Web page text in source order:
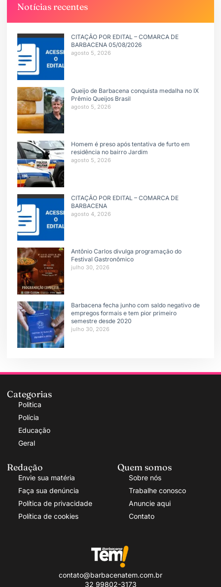
Notícias recentes
CITAÇÃO POR EDITAL – COMARCA DE
BARBACENA 05/08/2026
agosto 5, 2026
Queijo de Barbacena conquista medalha no IX
Prêmio Queijos Brasil
agosto 5, 2026
Homem é preso após tentativa de furto em
residência no bairro Jardim
agosto 5, 2026
CITAÇÃO POR EDITAL – COMARCA DE
BARBACENA
agosto 4, 2026
Antônio Carlos divulga programação do
Festival Gastronômico
julho 30, 2026
Barbacena fecha junho com saldo negativo de
empregos formais e tem pior primeiro
semestre desde 2020
julho 30, 2026
Categorias
Politica
Polícia
Educação
Geral
Redação
Envie sua matéria
Faça sua denúncia
Política de privacidade
Política de cookies
Quem somos
Sobre nós
Trabalhe conosco
Anuncie aqui
Contato
contato@barbacenatem.com.br
32 99802-3173